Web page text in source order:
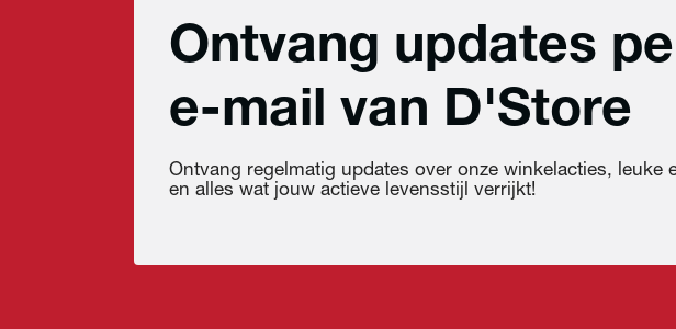
Ontvang updates
e-mail van D'Store
Ontvang regelmatig updates over onze winkelacties, leuke
en alles wat jouw actieve levensstijl verrijkt!